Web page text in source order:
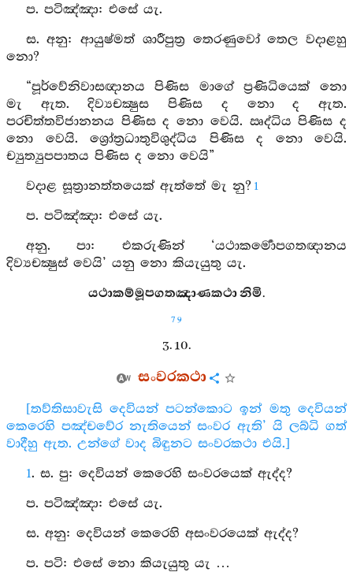
ප. පටිඤ්ඤා: එසේ යැ.
ස. අනු: ආයුෂ්මත් ශාරීපුත්‍ර තෙරණුවෝ තෙල වදාළහු
නො?
“පූර්වේනිවාසඥානය පිණිස මාගේ ප්‍රණිධියෙක් නො
මැ ඇත. දිව්‍යචක්‍ෂුස පිණිස ද නො ද ඇත.
පරචිත්තවිජානනය පිණිස ද නො වෙයි. ඍද්ධිය පිණිස ද
නො වෙයි. ශ්‍රෝත්‍රධාතුවිශුද්ධිය පිණිස ද නො වෙයි.
ච්‍යුත්‍යුපපාතය පිණිස ද නො වෙයි”
වදාළ සූත්‍රානත්තයෙක් ඇත්තේ මැ නු? 1
ප. පටිඤ්ඤා: එසේ යැ.
අනු. පා: එකරුණින් ‘යථාකර්‍මොපගතඥානය
දිව්‍යචක්‍ෂුස් වෙයි’ යනු නො කියැයුතු යැ.
යථාකම්මූපගතඤාණකථා නිමි.
79
3. 10.
සංවරකථා
[තව්තිසාවැසි දෙවියන් පටන්කොට ඉන් මතු දෙවියන්
කෙරෙහි පඤ්චවේර නැතියෙන් සංවර ඇති’ යි ලබ්ධි ගත්
වාදීහු ඇත. උන්ගේ වාද බිඳුනට සංවරකථා එයි.]
1. ස. පු: දෙවියන් කෙරෙහි සංවරයෙක් ඇද්ද?
ප. පටිඤ්ඤා: එසේ යැ.
ස. අනු: දෙවියන් කෙරෙහි අසංවරයෙක් ඇද්ද?
ප. පටි: එසේ නො කියැයුතු යැ …